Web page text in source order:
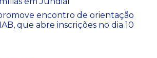
encontro de orientação
que abre inscrições no dia 10